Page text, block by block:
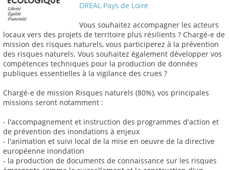
DREAL Pays de Loire
Vous souhaitez accompagner les acteurs
locaux vers des projets de territoire plus résilients ? Chargé-e de
mission des risques naturels, vous participerez à la prévention
des risques naturels. Vous souhaitez également développer vos
compétences techniques pour la production de données
publiques essentielles à la vigilance des crues ?
Chargé-e de mission Risques naturels (80%), vos principales
missions seront notamment :
- l'accompagnement et instruction des programmes d'action et
de prévention des inondations à enjeux
- l'animation et suivi local de la mise en oeuvre de la directive
européenne inondation
- la production de documents de connaissance sur les risques